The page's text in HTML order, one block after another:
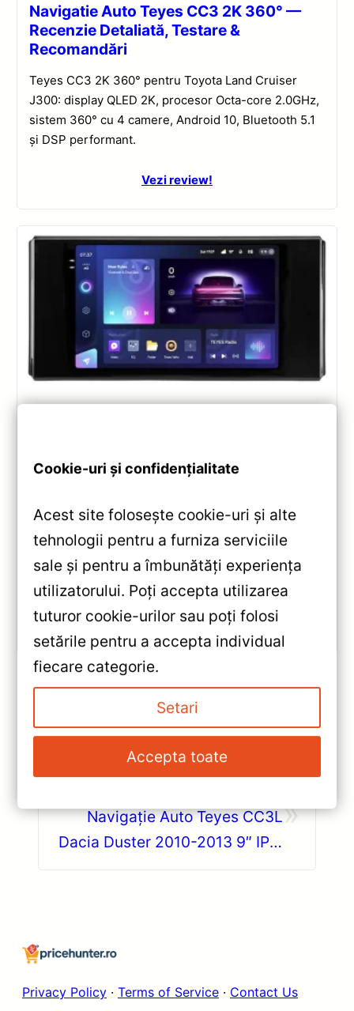
Navigatie Auto Teyes CC3 2K 360° —
Recenzie Detaliată, Testare &
Recomandări
Teyes CC3 2K 360° pentru Toyota Land Cruiser
J300: display QLED 2K, procesor Octa-core 2.0GHz,
sistem 360° cu 4 camere, Android 10, Bluetooth 5.1
și DSP performant.
Vezi review!
Recenzie Detaliată, Testare &
Review complet Teyes CC3 2K pentru Toyota Land
Cruiser J300: ecran QLED 2K, procesor Octa-core
2.0 GHz, Android 10, Bluetooth 5.1, DSP și
CarPlay/Android Auto wireless.
Vezi review!
«Navigație Teyes CC3L pentru
Citroen SpaceTourer (2016-
Preț Actualizat
»
Navigație Auto Teyes CC3L
Dacia Duster 2010-2013 9″ IPS,
Privacy Policy · Terms of Service · Contact Us
Cookie-uri și confidențialitate
Acest site folosește cookie-uri și alte
tehnologii pentru a furniza serviciile
sale și pentru a îmbunătăți experiența
utilizatorului. Poți accepta utilizarea
tuturor cookie-urilor sau poți folosi
setările pentru a accepta individual
fiecare categorie.
Setari
Accepta toate